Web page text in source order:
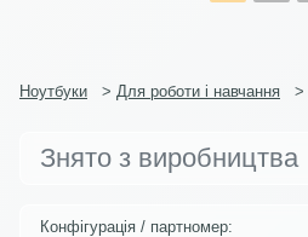
Ноутбуки > Для роботи і навчання >
Знято з виробництва
Конфігурація / партномер: